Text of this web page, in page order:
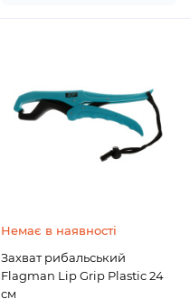
Немає в наявності
Захват рибальський
Flagman Lip Grip Plastic 24
см